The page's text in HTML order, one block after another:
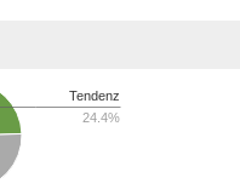
Tendenz
24.4%